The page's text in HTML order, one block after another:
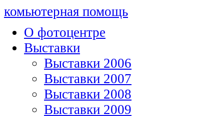
комьютерная помощь
О фотоцентре
Выставки
Выставки 2006
Выставки 2007
Выставки 2008
Выставки 2009